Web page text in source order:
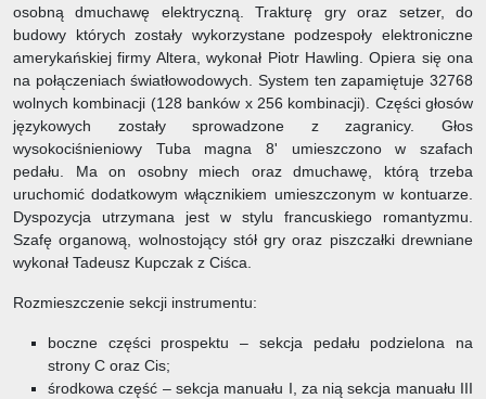
osobną dmuchawę elektryczną. Trakturę gry oraz setzer, do
budowy których zostały wykorzystane podzespoły elektroniczne
amerykańskiej firmy Altera, wykonał Piotr Hawling. Opiera się ona
na połączeniach światłowodowych. System ten zapamiętuje 32768
wolnych kombinacji (128 banków x 256 kombinacji). Części głosów
językowych zostały sprowadzone z zagranicy. Głos
wysokociśnieniowy Tuba magna 8' umieszczono w szafach
pedału. Ma on osobny miech oraz dmuchawę, którą trzeba
uruchomić dodatkowym włącznikiem umieszczonym w kontuarze.
Dyspozycja utrzymana jest w stylu francuskiego romantyzmu.
Szafę organową, wolnostojący stół gry oraz piszczałki drewniane
wykonał Tadeusz Kupczak z Ciśca.
Rozmieszczenie sekcji instrumentu:
boczne części prospektu – sekcja pedału podzielona na
strony C oraz Cis;
środkowa część – sekcja manuału I, za nią sekcja manuału III